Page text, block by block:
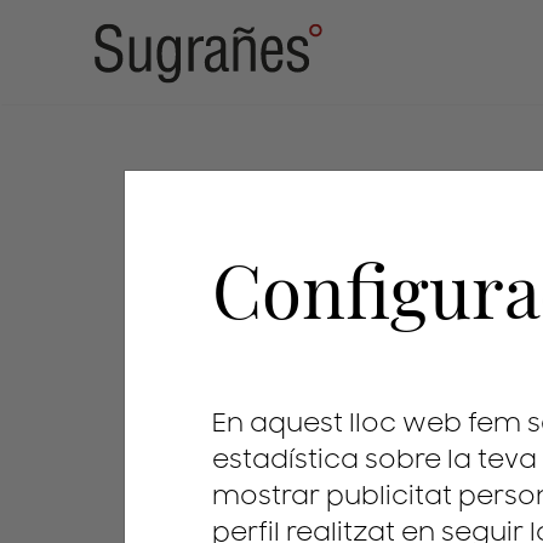
patents
En aquest lloc web fem
estadística sobre la
mostrar publicitat
perfil realitzat en seguir